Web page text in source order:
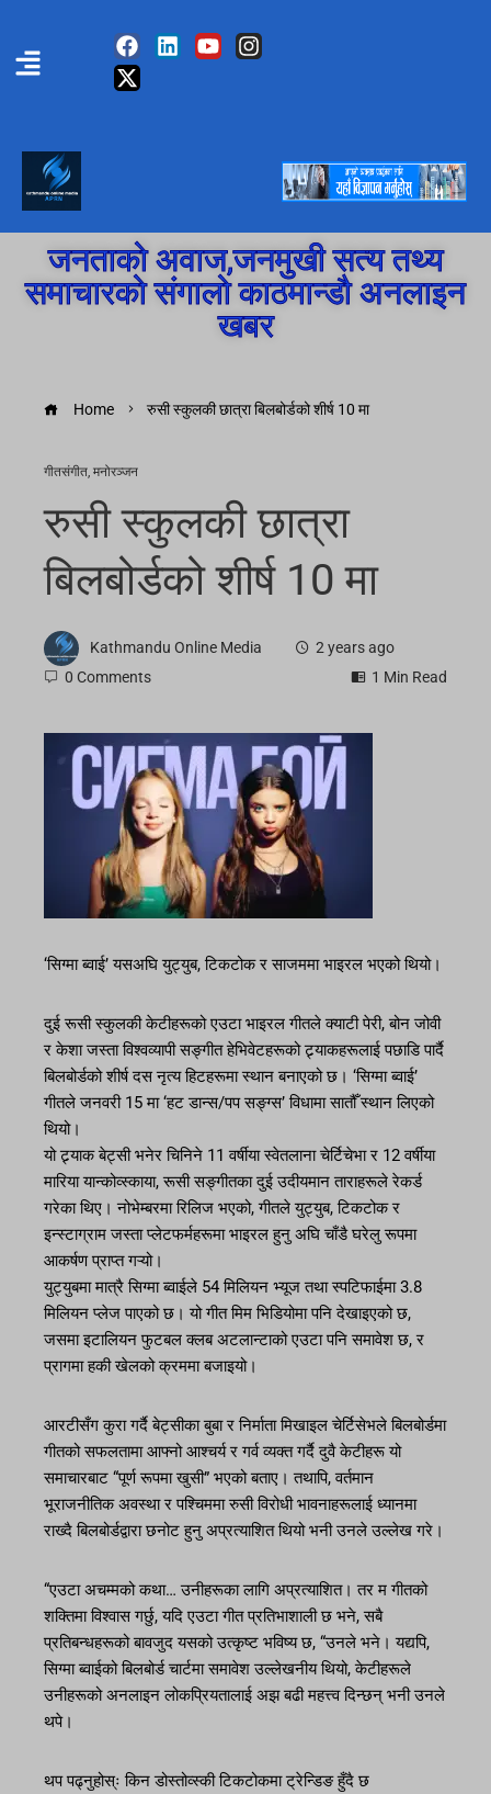
जनताको अवाज,जनमुखी सत्य तथ्य
समाचारको संगालो काठमान्डौ अनलाइन
खबर
Home रुसी स्कुलकी छात्रा बिलबोर्डको शीर्ष 10 मा
गीतसंगीत, मनोरञ्जन
रुसी स्कुलकी छात्रा
बिलबोर्डको शीर्ष 10 मा
Kathmandu Online Media
2 years ago
0 Comments
1 Min Read
‘सिग्मा ब्वाई’ यसअघि युट्युब, टिकटोक र साजममा भाइरल भएको थियो।
दुई रूसी स्कुलकी केटीहरूको एउटा भाइरल गीतले क्याटी पेरी, बोन जोवी
र केशा जस्ता विश्वव्यापी सङ्गीत हेभिवेटहरूको ट्र्याकहरूलाई पछाडि पार्दै
बिलबोर्डको शीर्ष दस नृत्य हिटहरूमा स्थान बनाएको छ। ‘सिग्मा ब्वाई’
गीतले जनवरी 15 मा ‘हट डान्स/पप सङ्ग्स’ विधामा सातौँ स्थान लिएको
थियो।
यो ट्र्याक बेट्सी भनेर चिनिने 11 वर्षीया स्वेतलाना चेर्टिचेभा र 12 वर्षीया
मारिया यान्कोव्स्काया, रूसी सङ्गीतका दुई उदीयमान ताराहरूले रेकर्ड
गरेका थिए। नोभेम्बरमा रिलिज भएको, गीतले युट्युब, टिकटोक र
इन्स्टाग्राम जस्ता प्लेटफर्महरूमा भाइरल हुनु अघि चाँडै घरेलु रूपमा
आकर्षण प्राप्त गऱ्यो।
युट्युबमा मात्रै सिग्मा ब्वाईले 54 मिलियन भ्यूज तथा स्पटिफाईमा 3.8
मिलियन प्लेज पाएको छ। यो गीत मिम भिडियोमा पनि देखाइएको छ,
जसमा इटालियन फुटबल क्लब अटलान्टाको एउटा पनि समावेश छ, र
प्रागमा हकी खेलको क्रममा बजाइयो।
आरटीसँग कुरा गर्दै बेट्सीका बुबा र निर्माता मिखाइल चेर्टिसेभले बिलबोर्डमा
गीतको सफलतामा आफ्नो आश्चर्य र गर्व व्यक्त गर्दै दुवै केटीहरू यो
समाचारबाट “पूर्ण रूपमा खुसी” भएको बताए। तथापि, वर्तमान
भूराजनीतिक अवस्था र पश्चिममा रुसी विरोधी भावनाहरूलाई ध्यानमा
राख्दै बिलबोर्डद्वारा छनोट हुनु अप्रत्याशित थियो भनी उनले उल्लेख गरे।
“एउटा अचम्मको कथा… उनीहरूका लागि अप्रत्याशित। तर म गीतको
शक्तिमा विश्वास गर्छु, यदि एउटा गीत प्रतिभाशाली छ भने, सबै
प्रतिबन्धहरूको बावजुद यसको उत्कृष्ट भविष्य छ, “उनले भने। यद्यपि,
सिग्मा ब्वाईको बिलबोर्ड चार्टमा समावेश उल्लेखनीय थियो, केटीहरूले
उनीहरूको अनलाइन लोकप्रियतालाई अझ बढी महत्त्व दिन्छन् भनी उनले
थपे।
थप पढ्नुहोस्ः किन डोस्तोव्स्की टिकटोकमा ट्रेन्डिङ हुँदै छ